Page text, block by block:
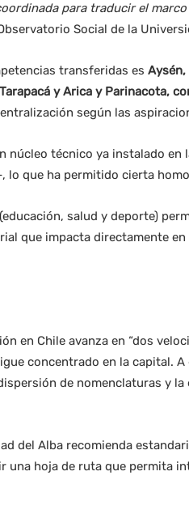
para traducir el
Social de la
transferidas es Aysén,
y Arica y Parinacota,
según las
núcleo técnico ya instalado
que ha permitido cierta
salud y deporte)
que impacta directamente
en Chile avanza en “dos
concentrado en la capital.
de nomenclaturas y
del Alba recomienda
hoja de ruta que permita